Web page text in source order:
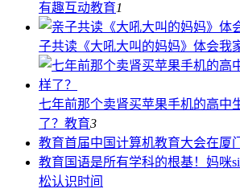
有趣互动教育1
子共读《大吼大叫的妈妈》体会我
七年前那个卖肾买苹果手机的高中
了？ 教育3
教育首届中国计算机教育大会在厦
教育 国语是所有学科的根基！妈咪
松认识时间